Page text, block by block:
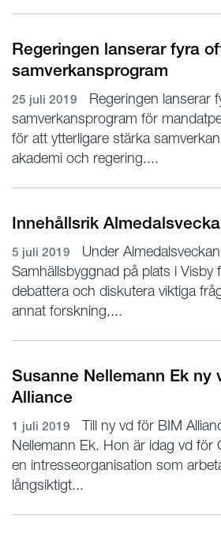
Regeringen lanserar fyra
samverkansprogram
25 juli 2019
Regeringen lanserar
samverkansprogram för
för att ytterligare stärka
akademi och regering....
Innehållsrik Almedalsvecka
5 juli 2019
Under
Samhällsbyggnad på plats i Visby
debattera och diskutera viktiga
annat forskning,...
Susanne Nellemann Ek ny
Alliance
1 juli 2019
Till ny vd för BIM
Nellemann Ek. Hon är idag vd för
en intresseorganisation som
långsiktigt...